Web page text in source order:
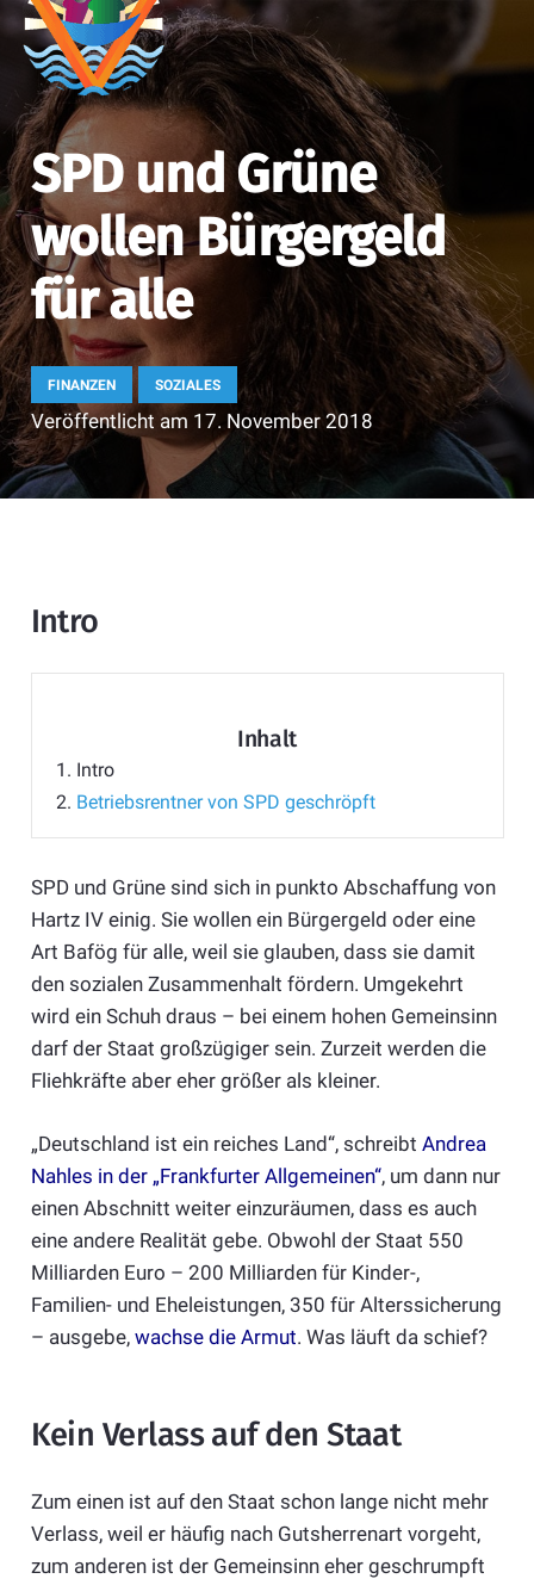
SPD und Grüne
wollen Bürgergeld
für alle
FINANZEN SOZIALES
Veröffentlicht am 17. November 2018
Intro
Inhalt
1. Intro
2. Betriebsrentner von SPD geschröpft
SPD und Grüne sind sich in punkto Abschaffung von
Hartz IV einig. Sie wollen ein Bürgergeld oder eine
Art Bafög für alle, weil sie glauben, dass sie damit
den sozialen Zusammenhalt fördern. Umgekehrt
wird ein Schuh draus – bei einem hohen Gemeinsinn
darf der Staat großzügiger sein. Zurzeit werden die
Fliehkräfte aber eher größer als kleiner.
„Deutschland ist ein reiches Land“, schreibt Andrea
Nahles in der „Frankfurter Allgemeinen“, um dann nur
einen Abschnitt weiter einzuräumen, dass es auch
eine andere Realität gebe. Obwohl der Staat 550
Milliarden Euro – 200 Milliarden für Kinder-,
Familien- und Eheleistungen, 350 für Alterssicherung
– ausgebe, wachse die Armut. Was läuft da schief?
Kein Verlass auf den Staat
Zum einen ist auf den Staat schon lange nicht mehr
Verlass, weil er häufig nach Gutsherrenart vorgeht,
zum anderen ist der Gemeinsinn eher geschrumpft